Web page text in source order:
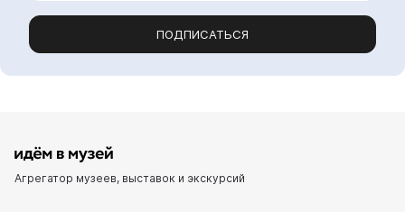
ПОДПИСАТЬСЯ
Агрегатор музеев, выставок и экскурсий